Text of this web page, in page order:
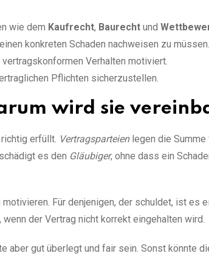
wie dem Kaufrecht, Baurecht und
konkreten Schaden nachweisen zu müssen.
Verhalten motiviert.
Pflichten sicherzustellen.
wird sie
erfüllt. Vertragsparteienlegen die Summe
es den Gläubiger, ohne dass ein
Für denjenigen, der schuldet, ist es
der Vertrag nicht korrekt eingehalten wird.
aber gut überlegt und fair sein. Sonst könnte